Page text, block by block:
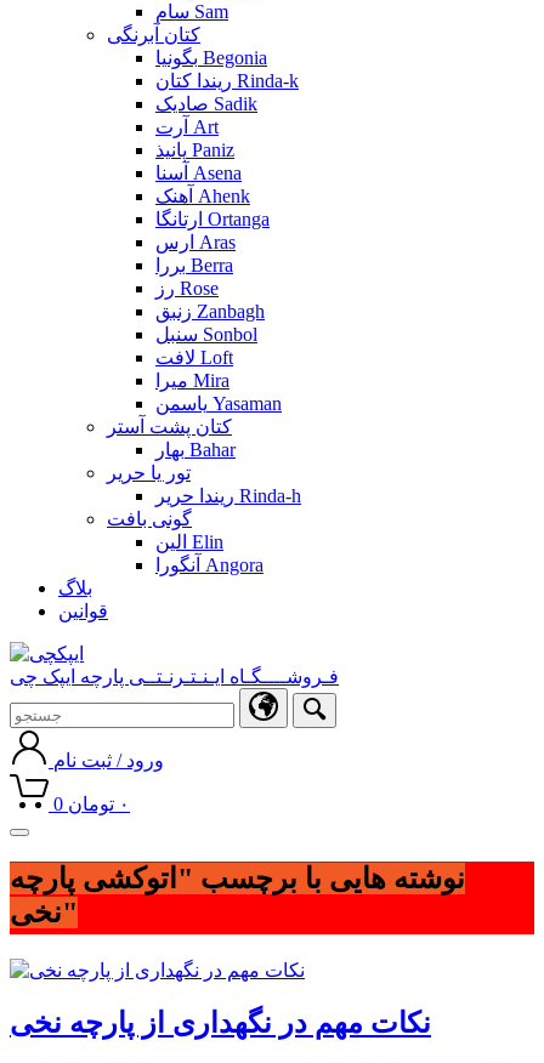
سام Sam
کتان آبرنگی
بگونیا Begonia
ریندا کتان Rinda-k
صادیک Sadik
آرت Art
پانیذ Paniz
آسنا Asena
آهنک Ahenk
ارتانگا Ortanga
ارس Aras
بررا Berra
رز Rose
زنبق Zanbagh
سنبل Sonbol
لافت Loft
میرا Mira
یاسمن Yasaman
کتان پشت آستر
بهار Bahar
تور یا حریر
ریندا حریر Rinda-h
گونی بافت
الین Elin
آنگورا Angora
بلاگ
قوانین
فـروشــــگـاه ایـنـتـرنـتــی پارچه ایپک چی
ورود / ثبت نام
0 ۰ تومان
Toggle
navigation
نوشته هایی با برچسب "اتوکشی پارچه
نخی"
نکات مهم در نگهداری از پارچه نخی